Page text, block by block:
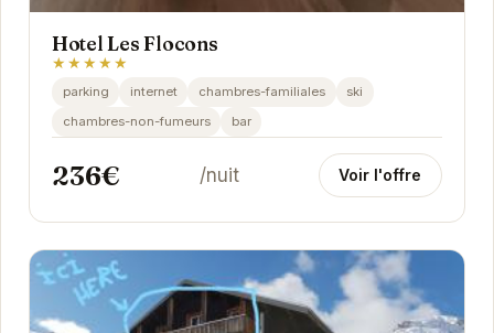
Hotel Les Flocons
★★★★★
parking internet chambres-familiales
ski
chambres-non-fumeurs
bar
236€ /nuit Voir l'offre